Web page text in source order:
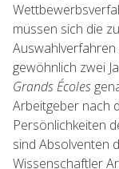
müssen sich die
gewöhnlich zwei
Grands Écoles
Arbeitgeber nach
Persönlichkeiten
sind Absolventen
Wissenschaftler